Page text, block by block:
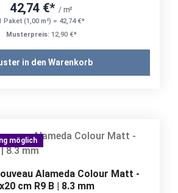
42,74 €* / m²
Paket (1,00 m²) = 42,74 €*
Musterpreis: 12,90 €*
in den Warenkorb
möglich
Alameda Colour Matt -
cm R9 B | 8.3 mm